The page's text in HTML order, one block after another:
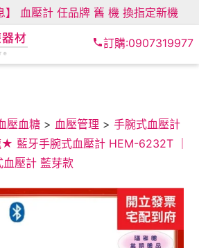
】 血壓計 任品牌 舊 機 換指定新機
訂購:0907319977
壓血糖 > 血壓管理 > 手腕式血壓計
藍牙手腕式血壓計 HEM-6232T ｜
壓計 藍芽款